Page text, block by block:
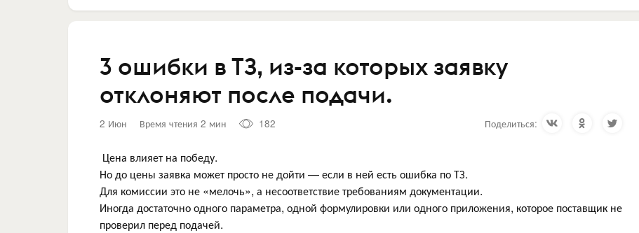
3 ошибки в ТЗ, из-за которых заявку
отклоняют после подачи.
2 Июн Время чтения 2 мин 182 Поделиться:
Цена влияет на победу.
Но до цены заявка может просто не дойти — если в ней есть ошибка по ТЗ.
Для комиссии это не «мелочь», а несоответствие требованиям документации.
Иногда достаточно одного параметра, одной формулировки или одного приложения, которое поставщик не
проверил перед подачей.